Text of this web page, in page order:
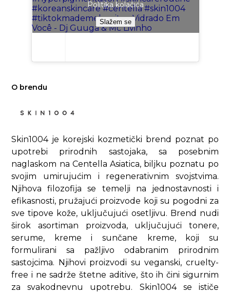
#koreanskincare #centella #skin1004
#tiktokmademebuyit ♬ Vidrado Em
Você - Dj Guuga & Mc Livinho
Politika kolačića
Slažem se
O brendu
Skin1004 je korejski kozmetički brend poznat po
upotrebi prirodnih sastojaka, sa posebnim
naglaskom na Centella Asiatica, biljku poznatu po
svojim umirujućim i regenerativnim svojstvima.
Njihova filozofija se temelji na jednostavnosti i
efikasnosti, pružajući proizvode koji su pogodni za
sve tipove kože, uključujući osetljivu. Brend nudi
širok asortiman proizvoda, uključujući tonere,
serume, kreme i sunčane kreme, koji su
formulirani sa pažljivo odabranim prirodnim
sastojcima. Njihovi proizvodi su veganski, cruelty-
free i ne sadrže štetne aditive, što ih čini sigurnim
za svakodnevnu upotrebu. Skin1004 se ističe